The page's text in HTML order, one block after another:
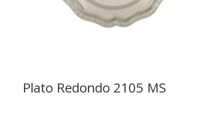
Plato Redondo 2105 MS